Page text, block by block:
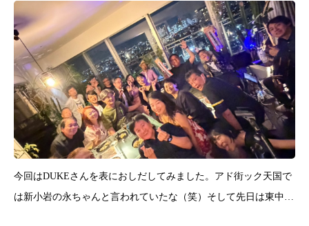
今回はDUKEさんを表におしだしてみました。アド街ック天国で
は新小岩の永ちゃんと言われていたな（笑）そして先日は東中野